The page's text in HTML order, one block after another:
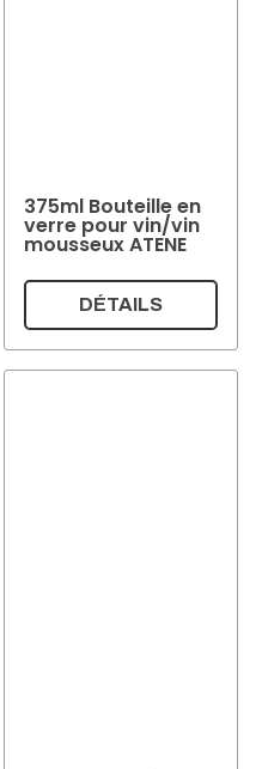
375ml Bouteille en
verre pour vin/vin
mousseux ATENE
DÉTAILS